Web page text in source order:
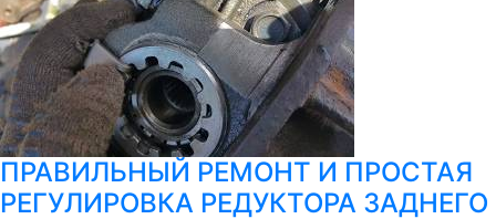
ПРАВИЛЬНЫЙ РЕМОНТ И ПРОСТАЯ
РЕГУЛИРОВКА РЕДУКТОРА ЗАДНЕГО